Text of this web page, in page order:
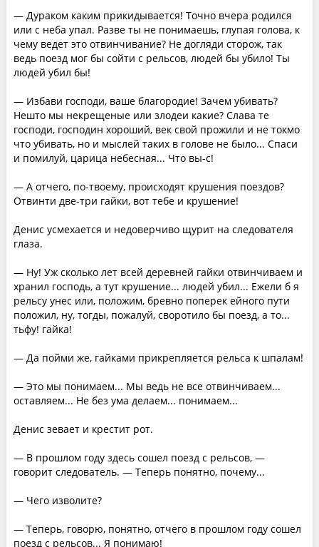
— Дураком каким прикидывается! Точно вчера родился
или с неба упал. Разве ты не понимаешь, глупая голова, к
чему ведет это отвинчивание? Не догляди сторож, так
ведь поезд мог бы сойти с рельсов, людей бы убило! Ты
людей убил бы!
— Избави господи, ваше благородие! Зачем убивать?
Нешто мы некрещеные или злодеи какие? Слава те
господи, господин хороший, век свой прожили и не токмо
что убивать, но и мыслей таких в голове не было... Спаси
и помилуй, царица небесная... Что вы-с!
— А отчего, по-твоему, происходят крушения поездов?
Отвинти две-три гайки, вот тебе и крушение!
Денис усмехается и недоверчиво щурит на следователя
глаза.
— Ну! Уж сколько лет всей деревней гайки отвинчиваем и
хранил господь, а тут крушение... людей убил... Ежели б я
рельсу унес или, положим, бревно поперек ейного пути
положил, ну, тогды, пожалуй, своротило бы поезд, а то...
тьфу! гайка!
— Да пойми же, гайками прикрепляется рельса к шпалам!
— Это мы понимаем... Мы ведь не все отвинчиваем...
оставляем... Не без ума делаем... понимаем...
Денис зевает и крестит рот.
— В прошлом году здесь сошел поезд с рельсов, —
говорит следователь. — Теперь понятно, почему...
— Чего изволите?
— Теперь, говорю, понятно, отчего в прошлом году сошел
поезд с рельсов... Я понимаю!